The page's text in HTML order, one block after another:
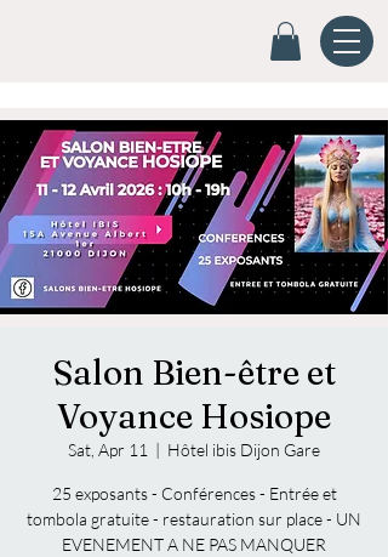
Salon Bien-être et
Voyance Hosiope
Sat, Apr 11
  |
Hôtel ibis Dijon Gare
25 exposants - Conférences - Entrée et
tombola gratuite - restauration sur place - UN
EVENEMENT A NE PAS MANQUER